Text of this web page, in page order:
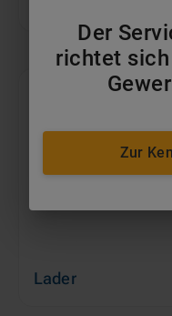
Lader
Der
richtet
Zur